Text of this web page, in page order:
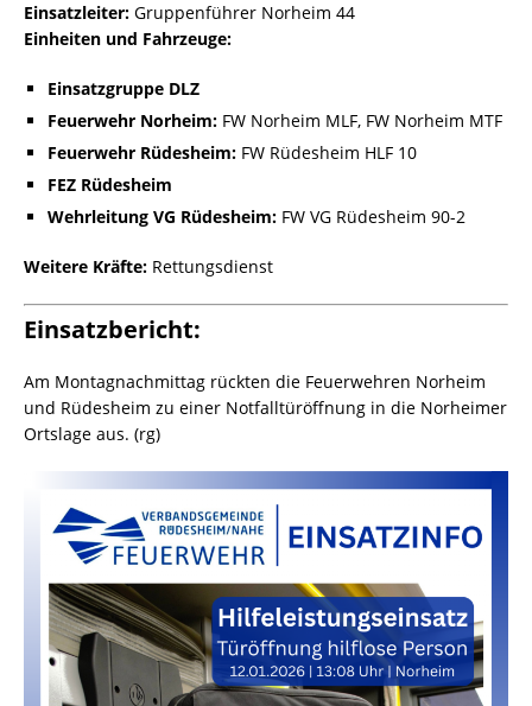
Einsatzleiter: Gruppenführer Norheim 44
Einheiten und Fahrzeuge:
Einsatzgruppe DLZ
Feuerwehr Norheim: FW Norheim MLF, FW Norheim MTF
Feuerwehr Rüdesheim: FW Rüdesheim HLF 10
FEZ Rüdesheim
Wehrleitung VG Rüdesheim: FW VG Rüdesheim 90-2
Weitere Kräfte: Rettungsdienst
Einsatzbericht:
Am Montagnachmittag rückten die Feuerwehren Norheim
und Rüdesheim zu einer Notfalltüröffnung in die Norheimer
Ortslage aus. (rg)